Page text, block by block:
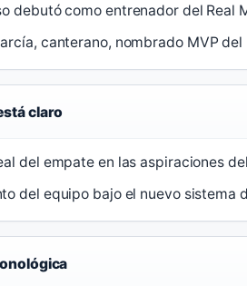
debutó como entrenador del Real
canterano, nombrado MVP
claro
del empate en las aspiraciones
del equipo bajo el nuevo sistema